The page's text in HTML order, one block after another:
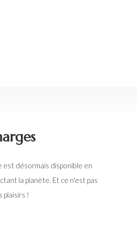
désormais disponible en
la planète. Et ce n'est pas
!